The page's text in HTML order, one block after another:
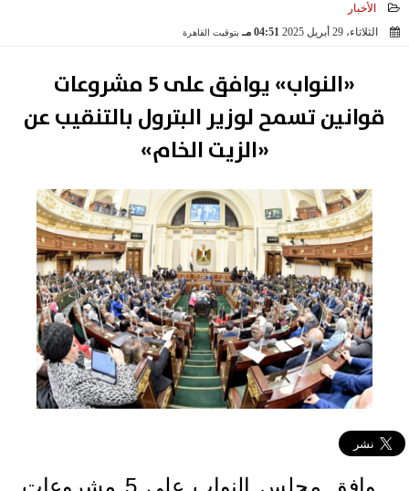
الأخبار
الثلاثاء، 29 أبريل 2025
04:51 مـ بتوقيت القاهرة
«النواب» يوافق على 5 مشروعات
قوانين تسمح لوزير البترول بالتنقيب عن
«الزيت الخام»